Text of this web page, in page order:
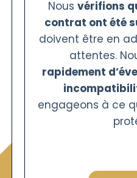
Nousvérifions
contrat ont été
doivent être en
attentes.
rapidement
engageons à ce